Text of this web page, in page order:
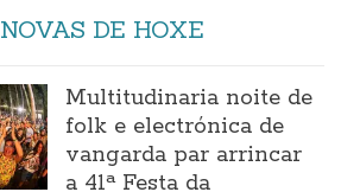
NOVAS DE HOXE
Multitudinaria noite de
folk e electrónica de
vangarda par arrincar
a 41ª Festa da